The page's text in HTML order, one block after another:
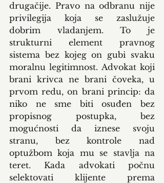
drugačije. Pravo na odbranu nije
privilegija koja se zaslužuje
dobrim vladanjem. To je
strukturni element pravnog
sistema bez kojeg on gubi svaku
moralnu legitimnost. Advokat koji
brani krivca ne brani čoveka, u
prvom redu, on brani princip: da
niko ne sme biti osuđen bez
propisnog postupka, bez
mogućnosti da iznese svoju
stranu, bez kontrole nad
optužbom koja mu se stavlja na
teret. Kada advokati počnu
selektovati klijente prema